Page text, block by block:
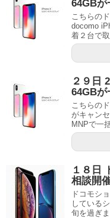
64GBが
こちらの
docomo
着２台で
２９日
64GBが
こちらの
がキャン
MNPで一
１８日
相談開
ドコモシ
している
旬を過ぎ